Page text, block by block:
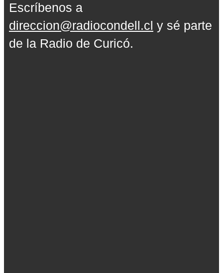
Escríbenos a
direccion@radiocondell.cl y sé parte
de la Radio de Curicó.